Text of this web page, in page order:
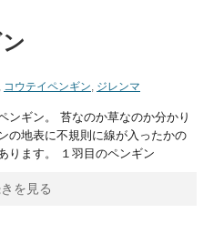
, コウテイペンギン, ジレンマ
ンギン。 苔なのか草なのか分かり
の地表に不規則に線が入ったかの
ります。 １羽目のペンギン
を見る